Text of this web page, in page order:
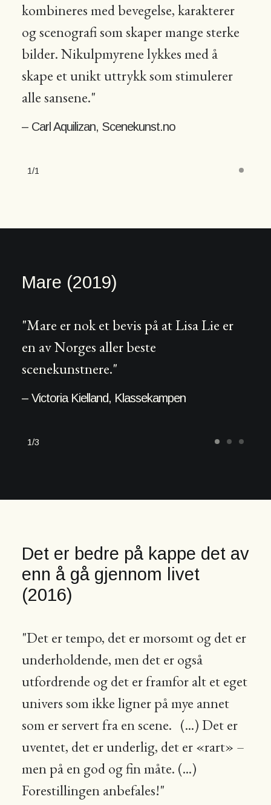
kombineres med bevegelse, karakterer
og scenografi som skaper mange sterke
bilder. Nikulpmyrene lykkes med å
skape et unikt uttrykk som stimulerer
alle sansene."
– Carl Aquilizan, Scenekunst.no
1 1
Mare (2019)
"Mare er nok et bevis på at Lisa Lie er
en av Norges aller beste
scenekunstnere."
– Victoria Kielland, Klassekampen
1 3
Det er bedre på kappe det av
enn å gå gjennom livet
(2016)
"Det er tempo, det er morsomt og det er
underholdende, men det er også
utfordrende og det er framfor alt et eget
univers som ikke ligner på mye annet
som er servert fra en scene. (...) Det er
uventet, det er underlig, det er «rart» –
men på en god og fin måte. (...)
Forestillingen anbefales!"